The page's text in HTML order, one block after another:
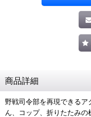
商品詳細
野戦司令部を再現できる
ん、コップ、折りたたみ